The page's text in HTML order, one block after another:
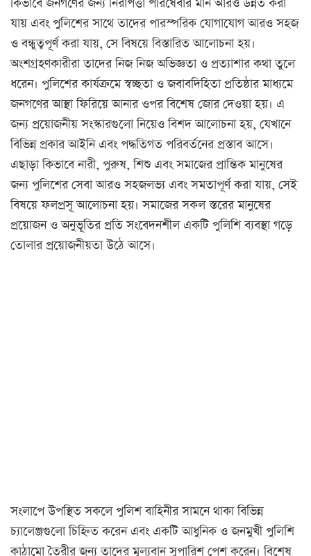
কিভাবে জনগণের জন্য নিরাপত্তা পরিষেবার মান আরও উন্নত করা
যায় এবং পুলিশের সাথে তাদের পারস্পরিক যোগাযোগ আরও সহজ
ও বন্ধুত্বপূর্ণ করা যায়, সে বিষয়ে বিস্তারিত আলোচনা হয়।
অংশগ্রহণকারীরা তাদের নিজ নিজ অভিজ্ঞতা ও প্রত্যাশার কথা তুলে
ধরেন। পুলিশের কার্যক্রমে স্বচ্ছতা ও জবাবদিহিতা প্রতিষ্ঠার মাধ্যমে
জনগণের আস্থা ফিরিয়ে আনার ওপর বিশেষ জোর দেওয়া হয়। এ
জন্য প্রয়োজনীয় সংস্কারগুলো নিয়েও বিশদ আলোচনা হয়, যেখানে
বিভিন্ন প্রকার আইনি এবং পদ্ধতিগত পরিবর্তনের প্রস্তাব আসে।
এছাড়া কিভাবে নারী, পুরুষ, শিশু এবং সমাজের প্রান্তিক মানুষের
জন্য পুলিশের সেবা আরও সহজলভ্য এবং সমতাপূর্ণ করা যায়, সেই
বিষয়ে ফলপ্রসূ আলোচনা হয়। সমাজের সকল স্তরের মানুষের
প্রয়োজন ও অনুভূতির প্রতি সংবেদনশীল একটি পুলিশি ব্যবস্থা গড়ে
তোলার প্রয়োজনীয়তা উঠে আসে।
সংলাপে উপস্থিত সকলে পুলিশ বাহিনীর সামনে থাকা বিভিন্ন
চ্যালেঞ্জগুলো চিহ্নিত করেন এবং একটি আধুনিক ও জনমুখী পুলিশি
কাঠামো তৈরীর জন্য তাদের মূল্যবান সুপারিশ পেশ করেন। বিশেষ